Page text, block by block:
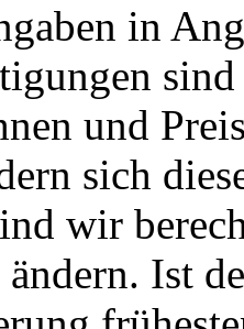
in
und
sich
wir
ändern. Ist